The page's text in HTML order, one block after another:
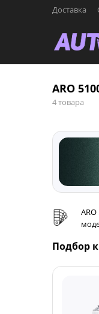
Доставка
ARO
4 товара
Подбор